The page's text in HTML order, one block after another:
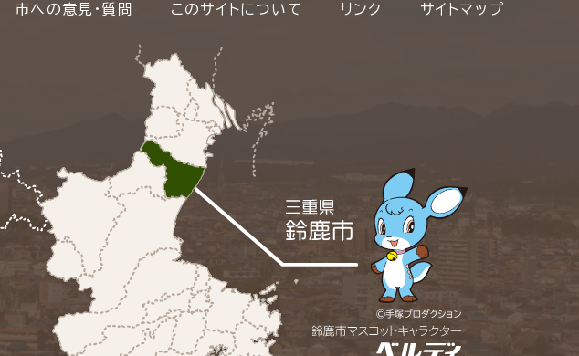
市への意見・質問 このサイトについて リンク サイトマップ